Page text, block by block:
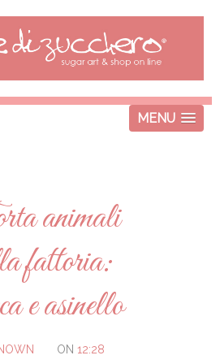
MENU
animali
fattoria:
e asinello
ON 12:28